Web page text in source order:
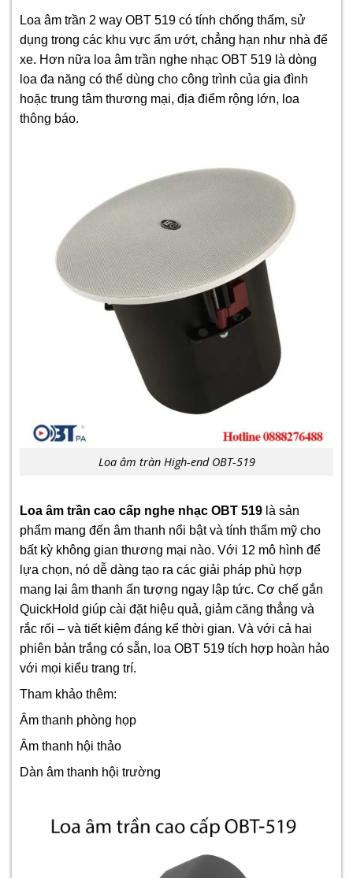
Loa âm trần 2 way OBT 519 có tính chống thấm, sử
dụng trong các khu vực ẩm ướt, chẳng hạn như nhà để
xe. Hơn nữa loa âm trần nghe nhạc OBT 519 là dòng
loa đa năng có thể dùng cho công trình của gia đình
hoặc trung tâm thương mại, địa điểm rộng lớn, loa
thông báo.
Loa âm tràn High-end OBT-519
Loa âm trần cao cấp nghe nhạc OBT 519 là sản
phẩm mang đến âm thanh nổi bật và tính thẩm mỹ cho
bất kỳ không gian thương mại nào. Với 12 mô hình để
lựa chọn, nó dễ dàng tạo ra các giải pháp phù hợp
mang lại âm thanh ấn tượng ngay lập tức. Cơ chế gắn
QuickHold giúp cài đặt hiệu quả, giảm căng thẳng và
rắc rối – và tiết kiệm đáng kể thời gian. Và với cả hai
phiên bản trắng có sẵn, loa OBT 519 tích hợp hoàn hảo
với mọi kiểu trang trí.
Tham khảo thêm:
Âm thanh phòng họp
Âm thanh hội thảo
Dàn âm thanh hội trường